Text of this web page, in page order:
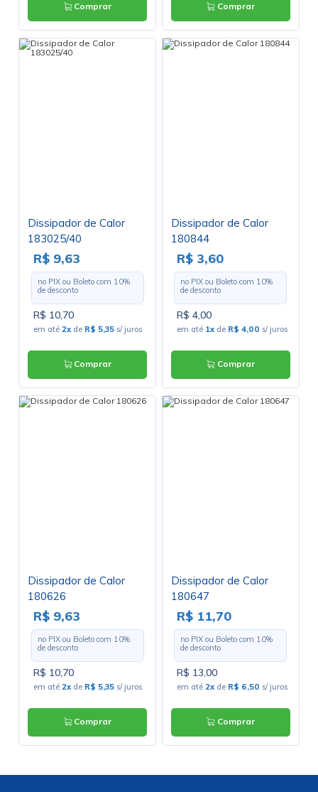
Comprar Comprar
Dissipador de Calor
183025/40
R$ 9,63
no PIX ou Boleto com 10%
de desconto
R$ 10,70
em até 2x de R$ 5,35 s/ juros
Comprar
Dissipador de Calor
180844
R$ 3,60
no PIX ou Boleto com 10%
de desconto
R$ 4,00
em até 1x de R$ 4,00 s/ juros
Comprar
Dissipador de Calor
180626
R$ 9,63
no PIX ou Boleto com 10%
de desconto
R$ 10,70
em até 2x de R$ 5,35 s/ juros
Comprar
Dissipador de Calor
180647
R$ 11,70
no PIX ou Boleto com 10%
de desconto
R$ 13,00
em até 2x de R$ 6,50 s/ juros
Comprar